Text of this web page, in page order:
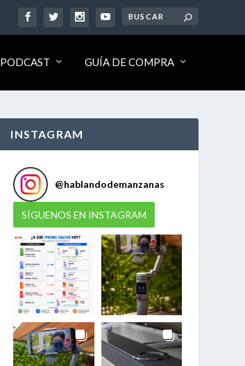
PODCAST GUÍA DE COMPRA
INSTAGRAM
@hablandodemanzanas
SÍGUENOS EN INSTAGRAM